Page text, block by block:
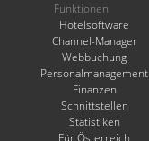
Funktionen
Hotelsoftware
Channel-Manager
Webbuchung
Personalmanagement
Finanzen
Schnittstellen
Statistiken